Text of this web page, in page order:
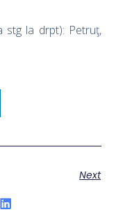
stg la drpt): Petruţ,
Next